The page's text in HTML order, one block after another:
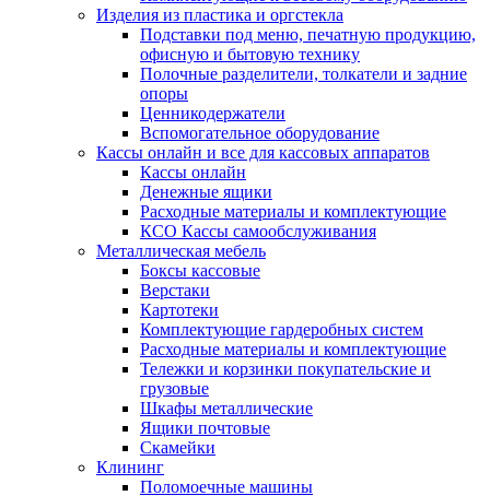
Изделия из пластика и оргстекла
Подставки под меню, печатную продукцию,
офисную и бытовую технику
Полочные разделители, толкатели и задние
опоры
Ценникодержатели
Вспомогательное оборудование
Кассы онлайн и все для кассовых аппаратов
Кассы онлайн
Денежные ящики
Расходные материалы и комплектующие
КСО Кассы самообслуживания
Металлическая мебель
Боксы кассовые
Верстаки
Картотеки
Комплектующие гардеробных систем
Расходные материалы и комплектующие
Тележки и корзинки покупательские и
грузовые
Шкафы металлические
Ящики почтовые
Скамейки
Клининг
Поломоечные машины